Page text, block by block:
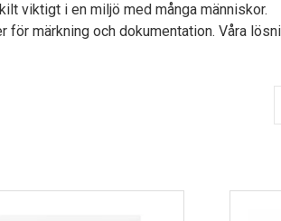
viktigt i en miljö med många människor.
märkning och dokumentation. Våra